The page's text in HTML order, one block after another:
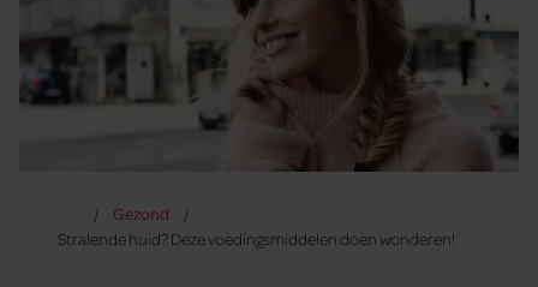
Gezond
Stralende huid? Deze voedingsmiddelen doen wonderen!